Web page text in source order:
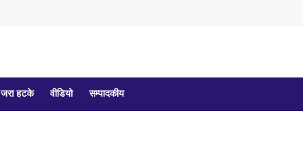
जरा हटके वीडियो सम्पादकीय